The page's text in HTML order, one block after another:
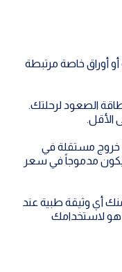
أو أوراق خاصة مرتبطة
الصعود لرحلتك.
الأقل.
خروج مستقلة في
مدموجاً في سعر
أي وثيقة طبية عند
هو لاستخدامك